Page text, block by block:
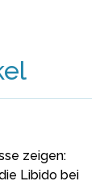
zeigen:
Libido bei